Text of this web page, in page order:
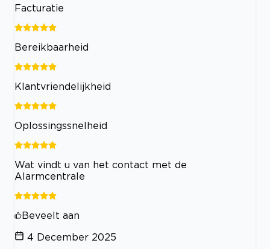
Facturatie
Bereikbaarheid
Klantvriendelijkheid
Oplossingssnelheid
Wat vindt u van het contact met de
Alarmcentrale
Beveelt aan
4 December 2025